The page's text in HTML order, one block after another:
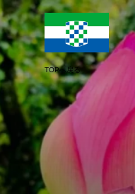
コ
ン
テ
ン
ツ
へ
ス
キ
ッ
プ